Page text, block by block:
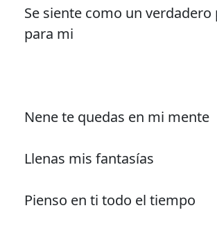
Se siente como un verdadero
para mi
Nene te quedas en mi mente
Llenas mis fantasías
Pienso en ti todo el tiempo